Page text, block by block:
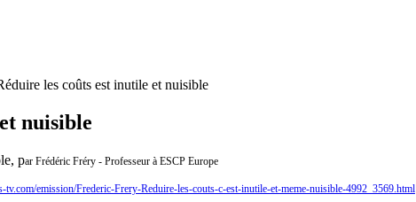
les coûts est inutile et nuisible
nuisible
par Frédéric Fréry - Professeur à ESCP Europe
tv.com/emission/Frederic-Frery-Reduire-les-couts-c-est-inutile-et-meme-nuisible-4992_3569.html